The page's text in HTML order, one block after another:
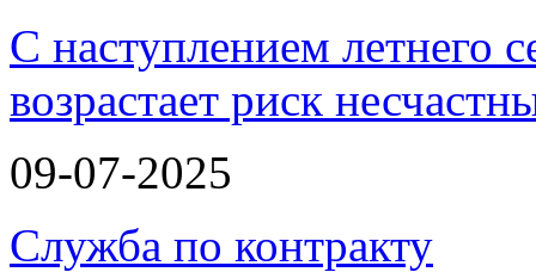
С наступлением летнего
возрастает риск
09-07-2025
Служба по контракту